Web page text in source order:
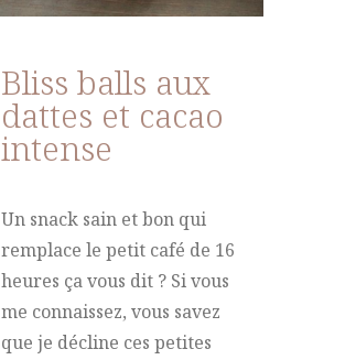
Bliss balls aux
dattes et cacao
intense
Un snack sain et bon qui
remplace le petit café de 16
heures ça vous dit ? Si vous
me connaissez, vous savez
que je décline ces petites